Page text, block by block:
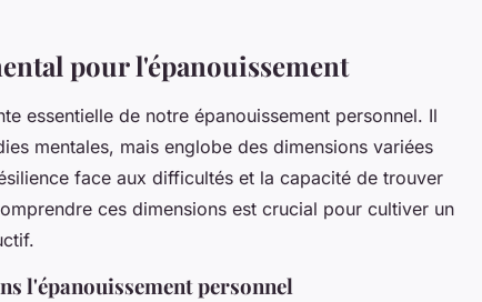
pour l'épanouissement
essentielle de notre épanouissement personnel. Il
mentales, mais englobe des dimensions variées
face aux difficultés et la capacité de trouver
ces dimensions est crucial pour cultiver un
l'épanouissement personnel